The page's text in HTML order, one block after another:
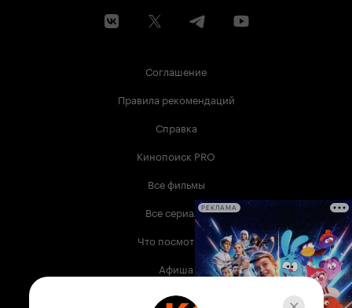
Соглашение
Правила рекомендаций
Справка
Кинопоиск PRO
Все фильмы
Все сериалы
Что посмотреть
Афиша
Музыка
РЕКЛАМА